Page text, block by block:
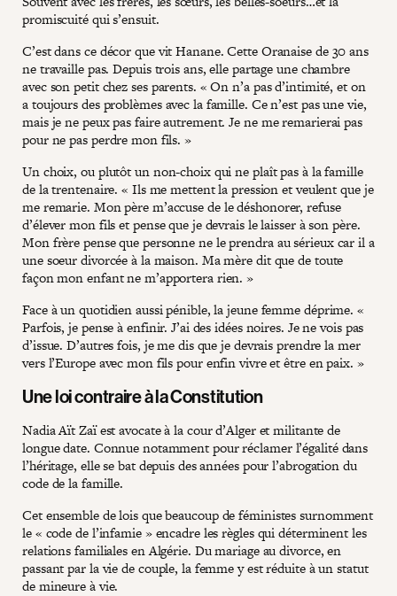
promiscuité qui s’ensuit.
C’est dans ce décor que vit Hanane. Cette Oranaise de 30 ans
ne travaille pas. Depuis trois ans, elle partage une chambre
avec son petit chez ses parents. « On n’a pas d’intimité, et on
a toujours des problèmes avec la famille. Ce n’est pas une vie,
mais je ne peux pas faire autrement. Je ne me remarierai pas
pour ne pas perdre mon fils. »
Un choix, ou plutôt un non-choix qui ne plaît pas à la famille
de la trentenaire. « Ils me mettent la pression et veulent que je
me remarie. Mon père m’accuse de le déshonorer, refuse
d’élever mon fils et pense que je devrais le laisser à son père.
Mon frère pense que personne ne le prendra au sérieux car il a
une soeur divorcée à la maison. Ma mère dit que de toute
façon mon enfant ne m’apportera rien. »
Face à un quotidien aussi pénible, la jeune femme déprime. «
Parfois, je pense à enfinir. J’ai des idées noires. Je ne vois pas
d’issue. D’autres fois, je me dis que je devrais prendre la mer
vers l’Europe avec mon fils pour enfin vivre et être en paix. »
Une loi contraire à la Constitution
Nadia Aït Zaï est avocate à la cour d’Alger et militante de
longue date. Connue notamment pour réclamer l’égalité dans
l’héritage, elle se bat depuis des années pour l’abrogation du
code de la famille.
Cet ensemble de lois que beaucoup de féministes surnomment
le « code de l’infamie » encadre les règles qui déterminent les
relations familiales en Algérie. Du mariage au divorce, en
passant par la vie de couple, la femme y est réduite à un statut
de mineure à vie.